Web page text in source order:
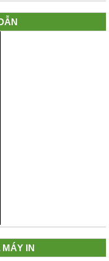
MÁY IN